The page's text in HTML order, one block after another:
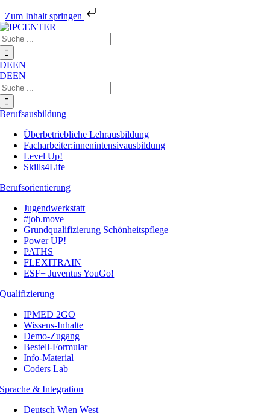
Zum Inhalt springen
Zum
Inhalt
springen
DEEN
DEEN
Berufsausbildung
Überbetriebliche Lehrausbildung
Facharbeiter:innenintensivausbildung
Level Up!
Skills4Life
Berufsorientierung
Jugendwerkstatt
#job.move
Grundqualifizierung Schönheitspflege
Power UP!
PATHS
FLEXITRAIN
ESF+ Juventus YouGo!
Qualifizierung
IPMED 2GO
Wissens-Inhalte
Demo-Zugang
Bestell-Formular
Info-Material
Coders Lab
Sprache & Integration
Deutsch Wien West